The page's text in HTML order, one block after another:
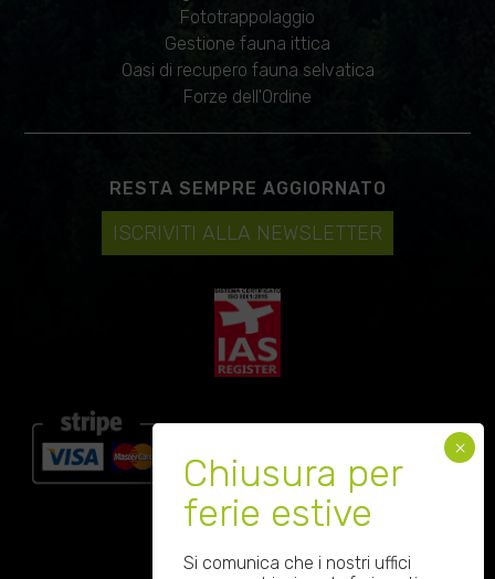
Fototrappolaggio
Gestione fauna ittica
Oasi di recupero fauna selvatica
Forze dell'Ordine
RESTA SEMPRE AGGIORNATO
ISCRIVITI ALLA NEWSLETTER
SEGUICI SU
Si comunica che i nostri uffici